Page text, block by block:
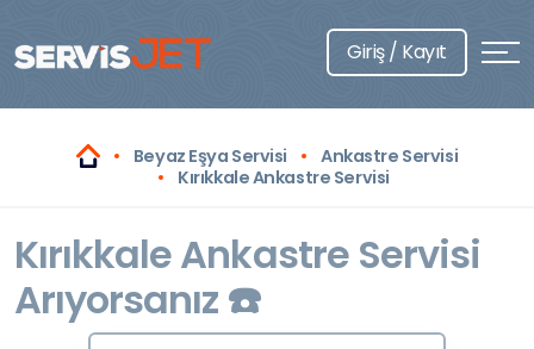
Giriş / Kayıt
Beyaz Eşya Servisi
Ankastre Servisi
Kırıkkale Ankastre Servisi
Kırıkkale Ankastre Servisi
Arıyorsanız ☎️